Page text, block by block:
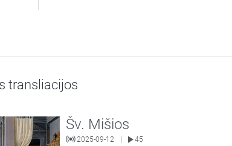
transliacijos
Šv. Mišios
2025-09-12 45